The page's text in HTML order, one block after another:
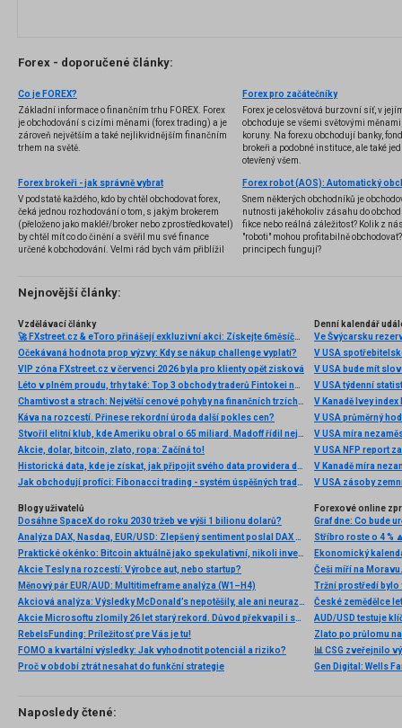
Forex - doporučené články:
Co je FOREX?
Základní informace o finančním trhu FOREX. Forex
je obchodování s cizími měnami (forex trading) a je
zároveň největším a také nejlikvidnějším finančním
trhem na světě.
Forex pro začátečníky
Forex je celosvětová burzovní síť, v
obchoduje se všemi světovými
koruny. Na forexu obchodují banky,
brokeři a podobné instituce, ale také
otevřený všem.
Forex brokeři - jak správně vybrat
V podstatě každého, kdo by chtěl obchodovat forex,
čeká jednou rozhodování o tom, s jakým brokerem
(přeloženo jako makléř/broker nebo zprostředkovatel)
by chtěl mít co do činění a svěřil mu své finance
určené k obchodování. Velmi rád bych vám přiblížil
několik příkladů nejznámějších z nich.
Snem některých obchodníků je
nutnosti jakéhokoliv zásahu do
fikce nebo reálná záležitost? Kolik z
"roboti" mohou profitabilně
principech fungují?
Nejnovější články:
Vzdělávací články
🚀 FXstreet.cz & eToro přinášejí exkluzivní akci: Získejte 6měsíční členství ve VIP zóně ZDARMA
Očekávaná hodnota prop výzvy: Kdy se nákup challenge vyplatí?
VIP zóna FXstreet.cz v červenci 2026 byla pro klienty opět zisková
Léto v plném proudu, trhy také: Top 3 obchody traderů Fintokei na indexech a zlatě
Chamtivost a strach: Největší cenové pohyby na finančních trzích (červenec 2026)
Káva na rozcestí. Přinese rekordní úroda další pokles cen?
Stvořil elitní klub, kde Ameriku obral o 65 miliard. Madoff řídil největší Ponzi dějin
Akcie, dolar, bitcoin, zlato, ropa: Začíná to!
Historická data, kde je získat, jak připojit svého data providera do MultiCharts a proč je budeme potřebovat? (4. díl)
Jak obchodují profíci: Fibonacci trading - systém úspěšných traderů
Denní kalendář
Ve Švýcarsku
V USA
V USA bude mít
V USA týdenní
V Kanadě Ivey index
V USA průměrný
V USA míra
V USA NFP report
V Kanadě míra
V USA zásoby
Blogy uživatelů
Dosáhne SpaceX do roku 2030 tržeb ve výši 1 bilionu dolarů?
Analýza DAX, Nasdaq, EUR/USD: Zlepšený sentiment poslal DAX na nová maxima
Praktické okénko: Bitcoin aktuálně jako spekulativní, nikoli investiční aktivum
Akcie Tesly na rozcestí: Výrobce aut, nebo startup?
Měnový pár EUR/AUD: Multitimeframe analýza (W1–H4)
Akciová analýza: Výsledky McDonald’s nepotěšily, ale ani neurazily. Jakou vizi společnost prezentovala?
Akcie Microsoftu zlomily 26 let starý rekord. Důvod překvapil i samotné investory
RebelsFunding: Príležitosť pre Vás je tu!
FOMO a kvartální výsledky: Jak vyhodnotit potenciál a riziko?
Proč v období ztrát nesahat do funkční strategie
Forexové online
Stříbro roste o 4 %
Ekonomický
AUD/USD testuje
Zlato po průlomu
📊 CSG zveřejnilo
Naposledy čtené: